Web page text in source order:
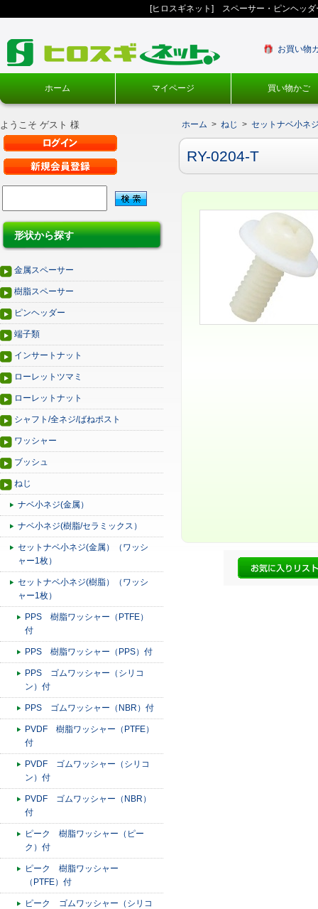
[ヒロスギネット] スペーサー・ピンヘッ
お買い物
ホーム マイページ 買い物かご
ようこそ ゲスト 様
形状から探す
金属スペーサー
樹脂スペーサー
ピンヘッダー
端子類
インサートナット
ローレットツマミ
ローレットナット
シャフト/全ネジ/ばねポスト
ワッシャー
ブッシュ
ねじ
ナベ小ネジ(金属）
ナベ小ネジ(樹脂/セラミックス）
セットナベ小ネジ(金属）（ワッシ
ャー1枚）
セットナベ小ネジ(樹脂）（ワッシ
ャー1枚）
PPS 樹脂ワッシャー（PTFE）
付
PPS 樹脂ワッシャー（PPS）付
PPS ゴムワッシャー（シリコ
ン）付
PPS ゴムワッシャー（NBR）付
PVDF 樹脂ワッシャー（PTFE）
付
PVDF ゴムワッシャー（シリコ
ン）付
PVDF ゴムワッシャー（NBR）
付
ピーク 樹脂ワッシャー（ピー
ク）付
ピーク 樹脂ワッシャー
（PTFE）付
ピーク ゴムワッシャー（シリコ
ホーム > ねじ > セットナベ小ネ
RY-0204-T